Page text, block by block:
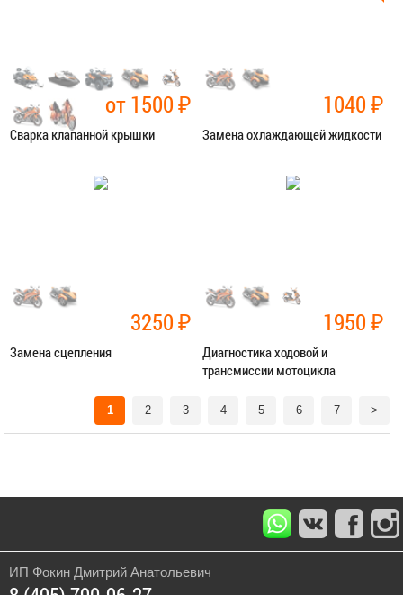
от 1500₽
Сварка клапанной крышки
Сварочные работы
1040₽
Замена охлаждающей жидкости
Ремонт сист.
3250₽
Замена сцепления
1950₽
Диагностика ходовой и
трансмиссии мотоцикла
1 2 3 4 5 6 7 >
ИП Фокин Дмитрий Анатольевич